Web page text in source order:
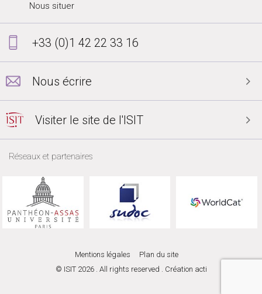
Nous situer
+33 (0)1 42 22 33 16
Nous écrire
Visiter le site de l'ISIT
Réseaux et partenaires
Mentions légales
Plan du site
© ISIT 2026 . All rights reserved . Création acti